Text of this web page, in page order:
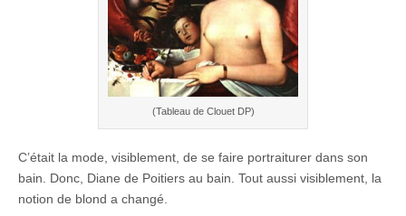
(Tableau de Clouet DP)
C’était la mode, visiblement, de se faire portraiturer dans son
bain. Donc, Diane de Poitiers au bain. Tout aussi visiblement, la
notion de blond a changé.